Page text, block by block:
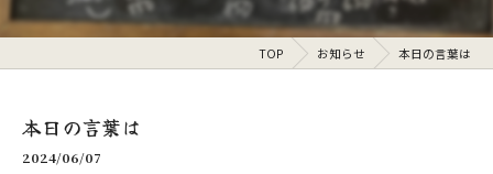
TOP お知らせ 本日の言葉は
本日の言葉は
2024/06/07